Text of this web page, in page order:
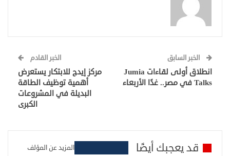
الخبر السابق
انطلاق أولى لقاءات Jumia
Talks في مصر.. غدًا الأربعاء
الخبر القادم
مركز إيدج للابتكار يستعرض
أهمية توظيف الطاقة
البديلة في المشروعات
الكبرى
قد يعجبك أيضًا المزيد عن المؤلف